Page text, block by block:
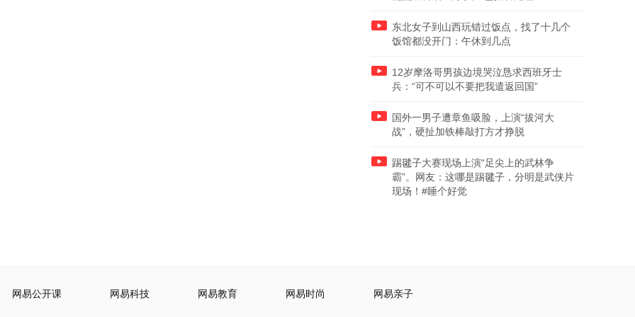
东北女子到山西玩错过饭点，找了十几个
饭馆都没开门：午休到几点
12岁摩洛哥男孩边境哭泣恳求西班牙士
兵：“可不可以不要把我遣返回国”
国外一男子遭章鱼吸脸，上演“拔河大
战”，硬扯加铁棒敲打方才挣脱
踢毽子大赛现场上演“足尖上的武林争
霸”。网友：这哪是踢毽子，分明是武侠片
现场！#睡个好觉
网易公开课 网易科技 网易教育 网易时尚 网易亲子